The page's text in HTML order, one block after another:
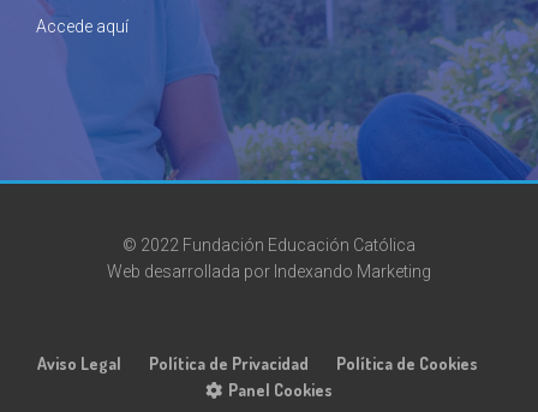
Accede aquí
© 2022 Fundación Educación Católica
Web desarrollada por Indexando Marketing
Aviso Legal Política de Privacidad
Política de Cookies
Panel Cookies